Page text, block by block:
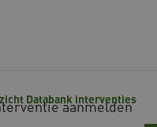
aanmelden
Databank interventies